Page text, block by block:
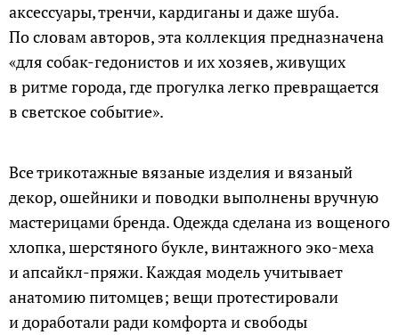
аксессуары, тренчи, кардиганы и даже шуба.
По словам авторов, эта коллекция предназначена
«для собак-гедонистов и их хозяев, живущих
в ритме города, где прогулка легко превращается
в светское событие».
Все трикотажные вязаные изделия и вязаный
декор, ошейники и поводки выполнены вручную
мастерицами бренда. Одежда сделана из вощеного
хлопка, шерстяного букле, винтажного эко-меха
и апсайкл-пряжи. Каждая модель учитывает
анатомию питомцев; вещи протестировали
и доработали ради комфорта и свободы